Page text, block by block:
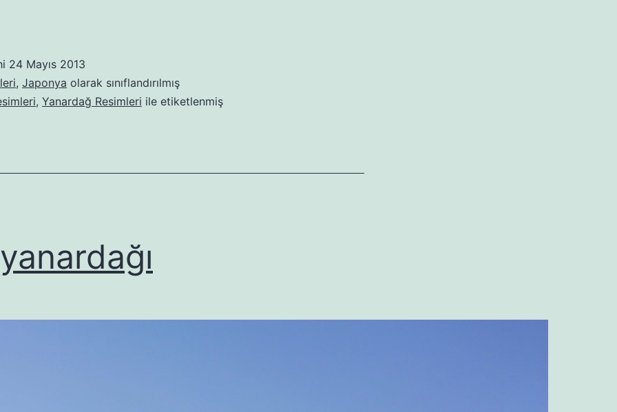
24 Mayıs 2013
, Japonya olarak sınıflandırılmış
, Yanardağ Resimleri ile etiketlenmiş